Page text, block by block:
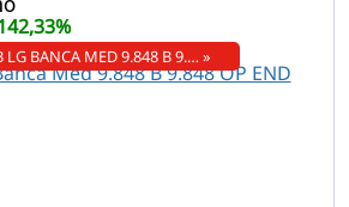
LG BANCA MED 9.848 B 9.… »